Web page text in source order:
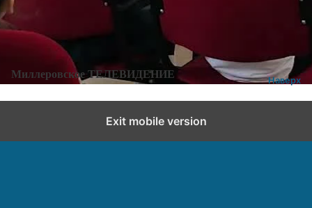
Добавить комментарий
Миллеровское ТЕЛЕВИДЕНИЕ Наверх
Exit mobile version